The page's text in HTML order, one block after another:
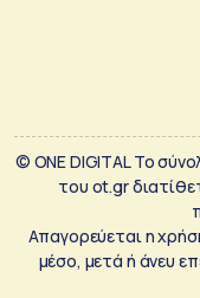
© ONE DIGITAL Το
του ot.gr
Απαγορεύεται η
μέσο, μετά ή άνευ